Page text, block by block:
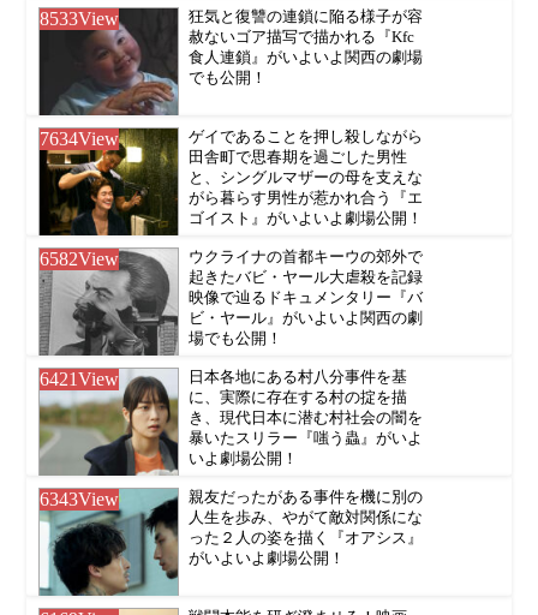
8533View
狂気と復讐の連鎖に陥る様子が容
赦ないゴア描写で描かれる『Kfc
食人連鎖』がいよいよ関西の劇場
でも公開！
7634View
ゲイであることを押し殺しながら
田舎町で思春期を過ごした男性
と、シングルマザーの母を支えな
がら暮らす男性が惹かれ合う『エ
ゴイスト』がいよいよ劇場公開！
6582View
ウクライナの首都キーウの郊外で
起きたバビ・ヤール大虐殺を記録
映像で辿るドキュメンタリー『バ
ビ・ヤール』がいよいよ関西の劇
場でも公開！
6421View
日本各地にある村八分事件を基
に、実際に存在する村の掟を描
き、現代日本に潜む村社会の闇を
暴いたスリラー『嗤う蟲』がいよ
いよ劇場公開！
6343View
親友だったがある事件を機に別の
人生を歩み、やがて敵対関係にな
った２人の姿を描く『オアシス』
がいよいよ劇場公開！